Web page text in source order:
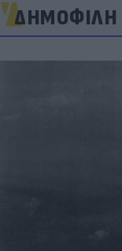
ΔΗΜΟΦΙΛΗ